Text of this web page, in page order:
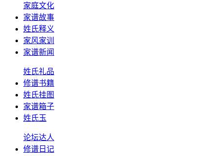
家庭文化
家谱故事
姓氏释义
家风家训
家谱新闻
姓氏礼品
修谱书籍
姓氏挂图
家谱箱子
姓氏玉
论坛达人
修谱日记